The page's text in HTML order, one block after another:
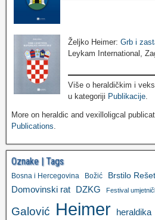
Željko Heimer:Grb i
Leykam International,
Više o heraldičkim i
u kategoriji Publikacije.
More on heraldic and vexilloligcal
Publications.
Oznake | Tags
Bosna i Hercegovina Božić Brstilo
Domovinski rat DZKG Festival
Galović Heimer heraldika